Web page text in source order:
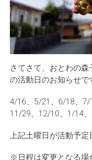
さてさて、おとわの
の活動日のお知らせで
4/16、5/21、6/18、7/
11/29、12/10、1/14
上記土曜日が活動予定
※日程は変更となる場